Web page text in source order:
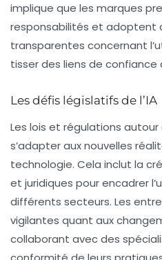
implique que les marques
responsabilités et adoptent
transparentes concernant
tisser des liens de confiance
Les défis législatifs de l’IA
Les lois et régulations autour
s’adapter aux nouvelles
technologie. Cela inclut la
et juridiques pour encadrer
différents secteurs. Les
vigilantes quant aux
collaborant avec des